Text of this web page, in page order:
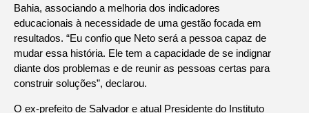
Bahia, associando a melhoria dos indicadores
educacionais à necessidade de uma gestão focada em
resultados. “Eu confio que Neto será a pessoa capaz de
mudar essa história. Ele tem a capacidade de se indignar
diante dos problemas e de reunir as pessoas certas para
construir soluções”, declarou.
O ex-prefeito de Salvador e atual Presidente do Instituto